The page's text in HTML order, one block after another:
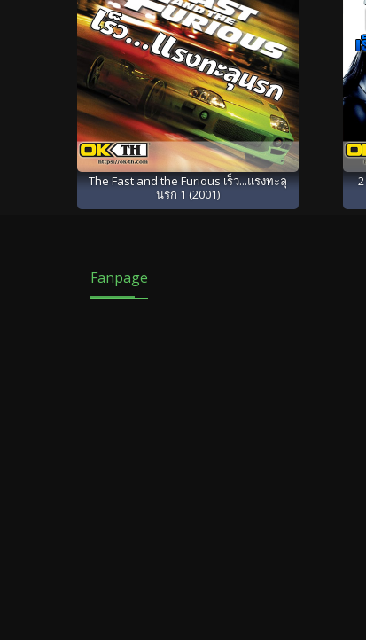
The Fast and the Furious เร็ว...แรงทะลุ
นรก 1 (2001)
Fanpage